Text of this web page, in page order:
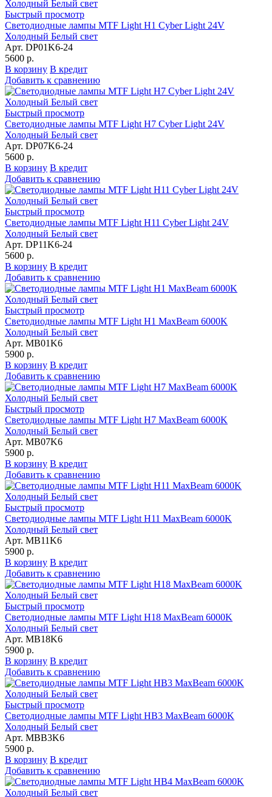
Быстрый просмотр
Светодиодные лампы MTF Light Н1 Cyber Light 24V
Холодный Белый свет
Арт. DP01K6-24
5600 р.
В корзину В кредит
Добавить к сравнению
Быстрый просмотр
Светодиодные лампы MTF Light Н7 Cyber Light 24V
Холодный Белый свет
Арт. DP07K6-24
5600 р.
В корзину В кредит
Добавить к сравнению
Быстрый просмотр
Светодиодные лампы MTF Light Н11 Cyber Light 24V
Холодный Белый свет
Арт. DP11K6-24
5600 р.
В корзину В кредит
Добавить к сравнению
Быстрый просмотр
Светодиодные лампы MTF Light H1 MaxBeam 6000K
Холодный Белый свет
Арт. MB01K6
5900 р.
В корзину В кредит
Добавить к сравнению
Быстрый просмотр
Светодиодные лампы MTF Light H7 MaxBeam 6000K
Холодный Белый свет
Арт. MB07K6
5900 р.
В корзину В кредит
Добавить к сравнению
Быстрый просмотр
Светодиодные лампы MTF Light H11 MaxBeam 6000K
Холодный Белый свет
Арт. MB11K6
5900 р.
В корзину В кредит
Добавить к сравнению
Быстрый просмотр
Светодиодные лампы MTF Light H18 MaxBeam 6000K
Холодный Белый свет
Арт. MB18K6
5900 р.
В корзину В кредит
Добавить к сравнению
Быстрый просмотр
Светодиодные лампы MTF Light HB3 MaxBeam 6000K
Холодный Белый свет
Арт. MBB3K6
5900 р.
В корзину В кредит
Добавить к сравнению